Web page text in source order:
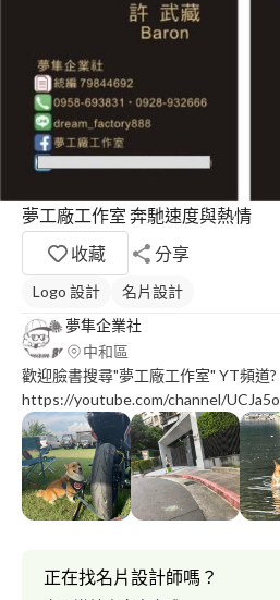
夢工廠工作室 奔馳速度與熱情
收藏
分享
Logo 設計
名片設計
夢隼企業社
中和區
歡迎臉書搜尋"夢工廠工作室" YT頻道?
https://youtube.com/channel/
買夢造夢都是你的夢 ? 一個透過倉儲
構築的實驗基地，並且命名為「Dream888
Baron 為「Dream888 @倉儲」創始人 ! - - - - - - - - - - - - - - - - ?
關需要歡迎發問。 車輛相關服務需求，歡迎聯
1100-1200 am／台灣時間
2020-2023 期間，詐騙集團甚多、網
工作場所進出人物 危安因子）
正在找名片設計師嗎？